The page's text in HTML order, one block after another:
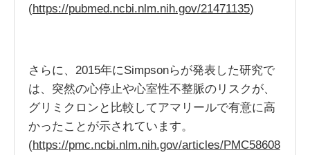
(https://pubmed.ncbi.nlm.nih.gov/21471135)
さらに、2015年にSimpsonらが発表した研究で
は、突然の心停止や心室性不整脈のリスクが、
グリミクロンと比較してアマリールで有意に高
かったことが示されています。
(https://pmc.ncbi.nlm.nih.gov/articles/PMC58608